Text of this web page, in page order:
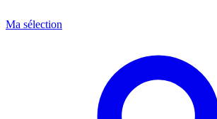
Ma sélection